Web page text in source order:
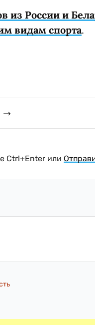
из России и
видам спорта.
Ctrl+Enter или